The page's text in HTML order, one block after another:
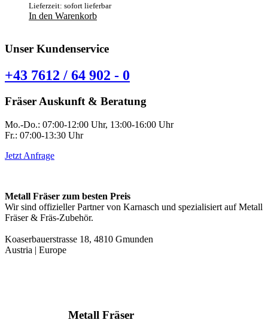
Lieferzeit: sofort lieferbar
In den Warenkorb
Unser Kundenservice
+43 7612 / 64 902 - 0
Fräser Auskunft & Beratung
Mo.-Do.: 07:00-12:00 Uhr, 13:00-16:00 Uhr
Fr.: 07:00-13:30 Uhr
Jetzt Anfrage
Metall Fräser zum besten Preis
Wir sind offizieller Partner von Karnasch und spezialisiert auf Metall
Fräser & Fräs-Zubehör.
Koaserbauerstrasse 18, 4810 Gmunden
Austria | Europe
Metall Fräser